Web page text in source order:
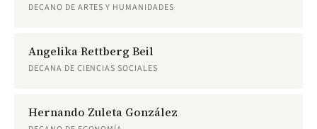
DECANO DE ARTES Y HUMANIDADES
Angelika Rettberg Beil
DECANA DE CIENCIAS SOCIALES
Hernando Zuleta González